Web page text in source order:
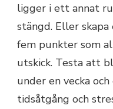
ligger i ett annat
stängd. Eller
fem punkter som
utskick. Testa att
under en vecka
tidsåtgång och